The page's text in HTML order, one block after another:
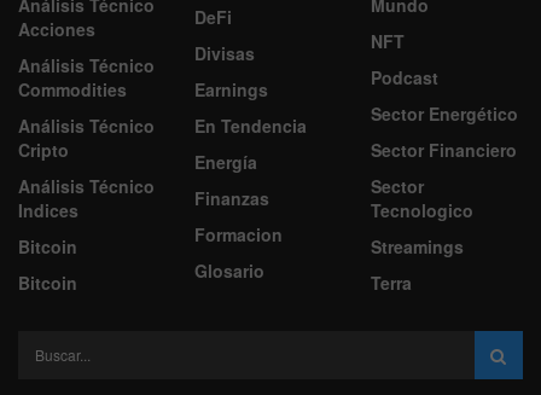
Acciones
Análisis Técnico
Commodities
Análisis Técnico
Cripto
Análisis Técnico
Indices
Bitcoin
Bitcoin
DeFi
Divisas
Earnings
En Tendencia
Energía
Finanzas
Formacion
Glosario
NFT
Podcast
Sector Energético
Sector Financiero
Sector
Tecnologico
Streamings
Terra